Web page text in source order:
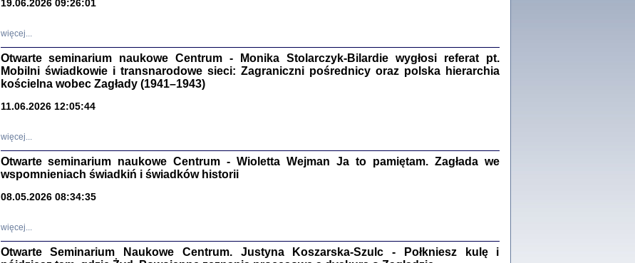
oprac. Aleksandra Bańkowska
Warszawa 2022
oprac. Aleksandra Bańkowska, wstęp Jacek Leociak
Warszawa 2021
19.06.2026 09:26:01
więcej...
Otwarte seminarium naukowe Centrum - Monika Stolarczyk-Bilardie wygłosi referat pt.
Mobilni świadkowie i transnarodowe sieci: Zagraniczni pośrednicy oraz polska hierarchia
kościelna wobec Zagłady (1941–1943)
11.06.2026 12:05:44
więcej...
Otwarte seminarium naukowe Centrum - Wioletta Wejman Ja to pamiętam. Zagłada we
wspomnieniach świadkiń i świadków historii
08.05.2026 08:34:35
więcej...
Otwarte Seminarium Naukowe Centrum. Justyna Koszarska-Szulc - Połkniesz kulę i